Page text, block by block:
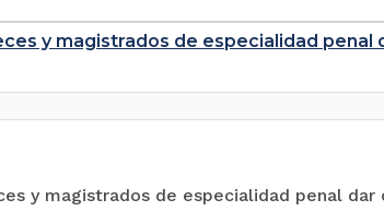
y magistrados de especialidad penal
y magistrados de especialidad penal